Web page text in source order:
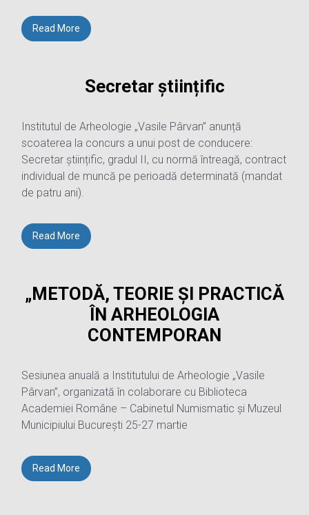
Read More
Secretar științific
Institutul de Arheologie „Vasile Pârvan” anunță
scoaterea la concurs a unui post de conducere:
Secretar științific, gradul II, cu normă întreagă, contract
individual de muncă pe perioadă determinată (mandat
de patru ani).
Read More
„METODĂ, TEORIE ȘI PRACTICĂ
ÎN ARHEOLOGIA
CONTEMPORAN
Sesiunea anuală a Institutului de Arheologie „Vasile
Pârvan”, organizată în colaborare cu Biblioteca
Academiei Române – Cabinetul Numismatic și Muzeul
Municipiului București 25-27 martie
Read More